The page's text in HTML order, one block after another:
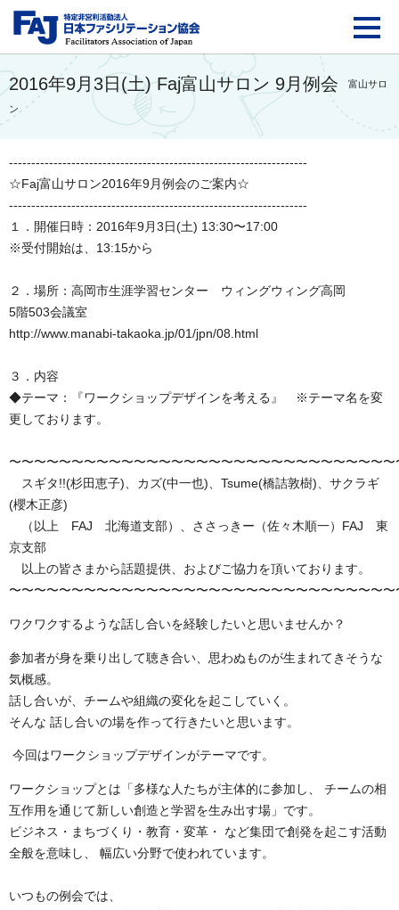
FAJ：特定非営利活動
2016年9月3日(土) Faj富山サロン 9月例会 富山サロ
ン
-------------------------------------------------------------------
☆Faj富山サロン2016年9月例会のご案内☆
-------------------------------------------------------------------
１．開催日時：2016年9月3日(土) 13:30〜17:00
※受付開始は、13:15から
２．場所：高岡市生涯学習センター ウィングウィング高岡
5階503会議室
http://www.manabi-takaoka.jp/01/jpn/08.html
３．内容
◆テーマ：『ワークショップデザインを考える』 ※テーマ名を変
更しております。
〜〜〜〜〜〜〜〜〜〜〜〜〜〜〜〜〜〜〜〜〜〜〜〜〜〜〜〜〜〜〜
スギタ!!(杉田恵子)、カズ(中一也)、Tsume(橋詰敦樹)、サクラギ
(櫻木正彦)
（以上 FAJ 北海道支部）、ささっきー（佐々木順一）FAJ 東
京支部
以上の皆さまから話題提供、およびご協力を頂いております。
〜〜〜〜〜〜〜〜〜〜〜〜〜〜〜〜〜〜〜〜〜〜〜〜〜〜〜〜〜〜〜
ワクワクするような話し合いを経験したいと思いませんか？
参加者が身を乗り出して聴き合い、思わぬものが生まれてきそうな
気概感。
話し合いが、チームや組織の変化を起こしていく。
そんな 話し合いの場を作って行きたいと思います。
今回はワークショップデザインがテーマです。
ワークショップとは「多様な人たちが主体的に参加し、 チームの相
互作用を通じて新しい創造と学習を生み出す場」です。
ビジネス・まちづくり・教育・変革・ など集団で創発を起こす活動
全般を意味し、 幅広い分野で使われています。
いつもの例会では、